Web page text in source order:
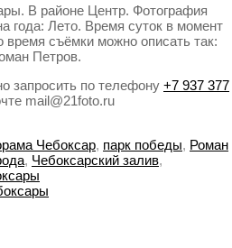
В районе Центр. Фотография
года: Лето. Время суток в момент
съёмки можно описать так:
Петров.
запросить по телефону +7 937 377
mail@21foto.ru
Чебоксар, парк победы, Роман
, Чебоксарский залив,